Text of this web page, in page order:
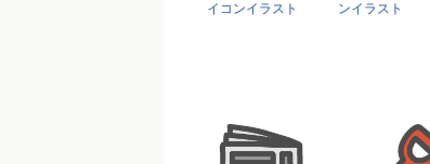
イコンイラスト
ンイラスト